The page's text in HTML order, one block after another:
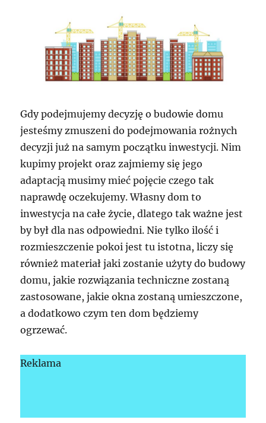
Gdy podejmujemy decyzję o budowie domu
jesteśmy zmuszeni do podejmowania rożnych
decyzji już na samym początku inwestycji. Nim
kupimy projekt oraz zajmiemy się jego
adaptacją musimy mieć pojęcie czego tak
naprawdę oczekujemy. Własny dom to
inwestycja na całe życie, dlatego tak ważne jest
by był dla nas odpowiedni. Nie tylko ilość i
rozmieszczenie pokoi jest tu istotna, liczy się
również materiał jaki zostanie użyty do budowy
domu, jakie rozwiązania techniczne zostaną
zastosowane, jakie okna zostaną umieszczone,
a dodatkowo czym ten dom będziemy
ogrzewać.
Reklama